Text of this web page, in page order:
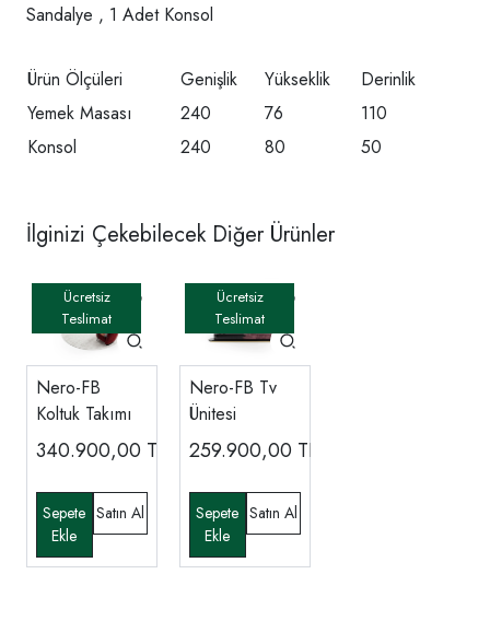
Sandalye , 1 Adet Konsol
Ürün Ölçüleri Genişlik Yükseklik
Derinlik
Yemek Masası
240 76
110
Konsol
240 80 50
İlginizi Çekebilecek Diğer Ürünler
Nero-FB
Koltuk Takımı
340.900,00 TL
Nero-FB Tv
Ünitesi
259.900,00 TL